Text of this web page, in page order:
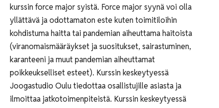
kurssin force major syistä. Force major syynä voi olla
yllättävä ja odottamaton este kuten toimitiloihin
kohdistuma haitta tai pandemian aiheuttama haitoista
(viranomaismääräykset ja suositukset, sairastuminen,
karanteeni ja muut pandemian aiheuttamat
poikkeukselliset esteet). Kurssin keskeytyessä
Joogastudio Oulu tiedottaa osallistujille asiasta ja
ilmoittaa jatkotoimenpiteistä. Kurssin keskeytyessä